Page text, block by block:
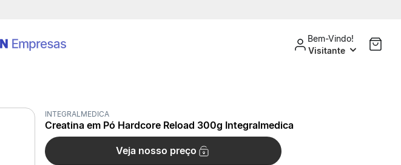
Bem-Vindo!
Visitante
INTEGRALMEDICA
Creatina em Pó Hardcore Reload 300g Integralmedica
Veja nosso preço